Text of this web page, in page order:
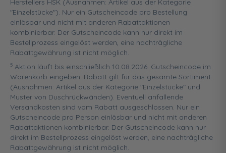
Herstellers HSK (Ausnahmen: Artikel aus der Kategorie
"Einzelstücke"). Nur ein Gutscheincode pro Bestellung
einlösbar und nicht mit anderen Rabattaktionen
kombinierbar. Der Gutscheincode kann nur direkt im
Bestellprozess eingelöst werden, eine nachträgliche
Rabattgewährung ist nicht möglich.
5 Aktion läuft bis einschließlich 10.08.2026. Gutscheincode im
Warenkorb eingeben. Rabatt gilt für das gesamte Sortiment
(Ausnahmen: Artikel aus der Kategorie "Einzelstücke" und
Muster von Duschrückwänden). Eventuell anfallende
Versandkosten sind vom Rabatt ausgeschlossen. Nur ein
Gutscheincode pro Person einlösbar und nicht mit anderen
Rabattaktionen kombinierbar. Der Gutscheincode kann nur
direkt im Bestellprozess eingelöst werden, eine nachträgliche
Rabattgewährung ist nicht möglich.